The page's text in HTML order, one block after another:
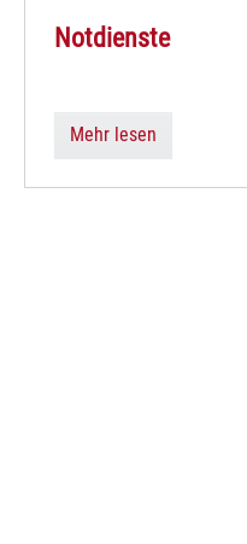
Notdienste
Mehr lesen